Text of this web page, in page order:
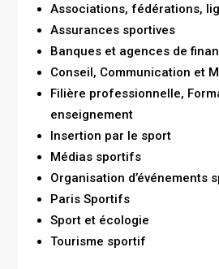
Associations, fédérations,
Assurances sportives
Banques et agences de
Conseil, Communication et
Filière professionnelle,
enseignement
Insertion par le sport
Médias sportifs
Organisation d’événements
Paris Sportifs
Sport et écologie
Tourisme sportif